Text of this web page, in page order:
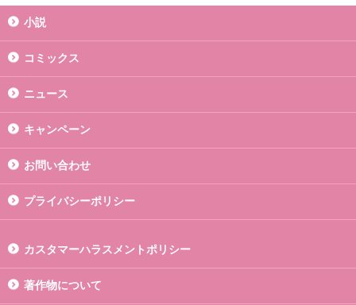
小説
コミックス
ニュース
キャンペーン
お問い合わせ
プライバシーポリシー
カスタマーハラスメントポリシー
著作物について